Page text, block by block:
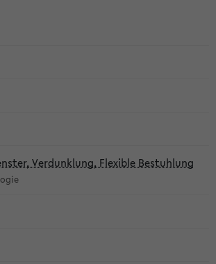
Verdunklung, Flexible Bestuhlung